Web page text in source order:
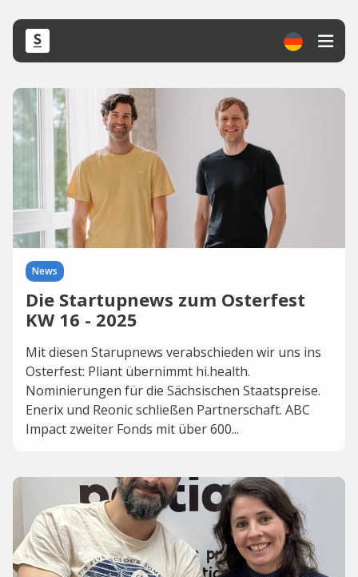
News
Die Startupnews zum Osterfest
KW 16 - 2025
Mit diesen Starupnews verabschieden wir uns ins
Osterfest: Pliant übernimmt hi.health.
Nominierungen für die Sächsischen Staatspreise.
Enerix und Reonic schließen Partnerschaft. ABC
Impact zweiter Fonds mit über 600...